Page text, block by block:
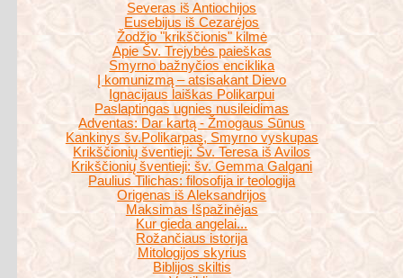
Severas iš Antiochijos
Eusebijus iš Cezarėjos
Žodžio "krikščionis" kilmė
Apie Šv. Trejybės paieškas
Smyrno bažnyčios enciklika
Į komunizmą – atsisakant Dievo
Ignacijaus laiškas Polikarpui
Paslaptingas ugnies nusileidimas
Adventas: Dar kartą - Žmogaus Sūnus
Kankinys šv.Polikarpas, Smyrno vyskupas
Krikščionių šventieji: Šv. Teresa iš Avilos
Krikščionių šventieji: šv. Gemma Galgani
Paulius Tilichas: filosofija ir teologija
Origenas iš Aleksandrijos
Maksimas Išpažinėjas
Kur gieda angelai...
Rožančiaus istorija
Mitologijos skyrius
Biblijos skiltis